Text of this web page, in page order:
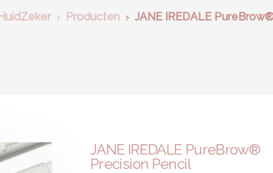
HuidZeker Producten JANE IREDALE
JANE IREDALE PureBrow®
Precision Pencil